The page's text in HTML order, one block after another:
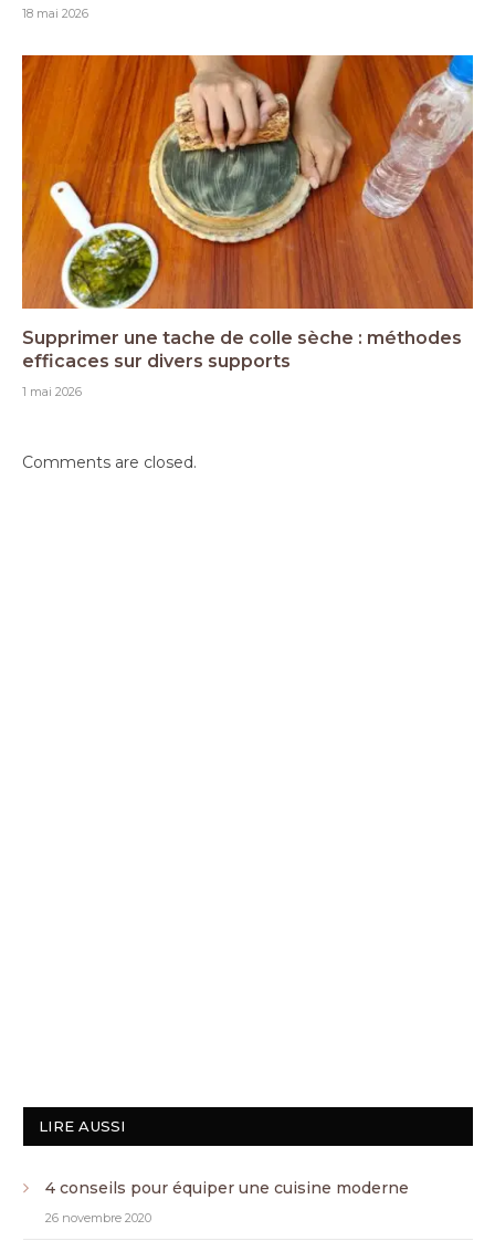
18 mai 2026
Supprimer une tache de colle sèche : méthodes
efficaces sur divers supports
1 mai 2026
Comments are closed.
LIRE AUSSI
4 conseils pour équiper une cuisine moderne
26 novembre 2020